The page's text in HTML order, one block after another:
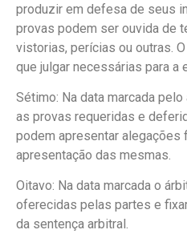
produzir em defesa de seus
provas podem ser ouvida de
vistorias, perícias ou outras.
que julgar necessárias para a
Sétimo: Na data marcada
as provas requeridas e
podem apresentar alegações
apresentação das mesmas.
Oitavo: Na data marcada o
oferecidas pelas partes e
da sentença arbitral.